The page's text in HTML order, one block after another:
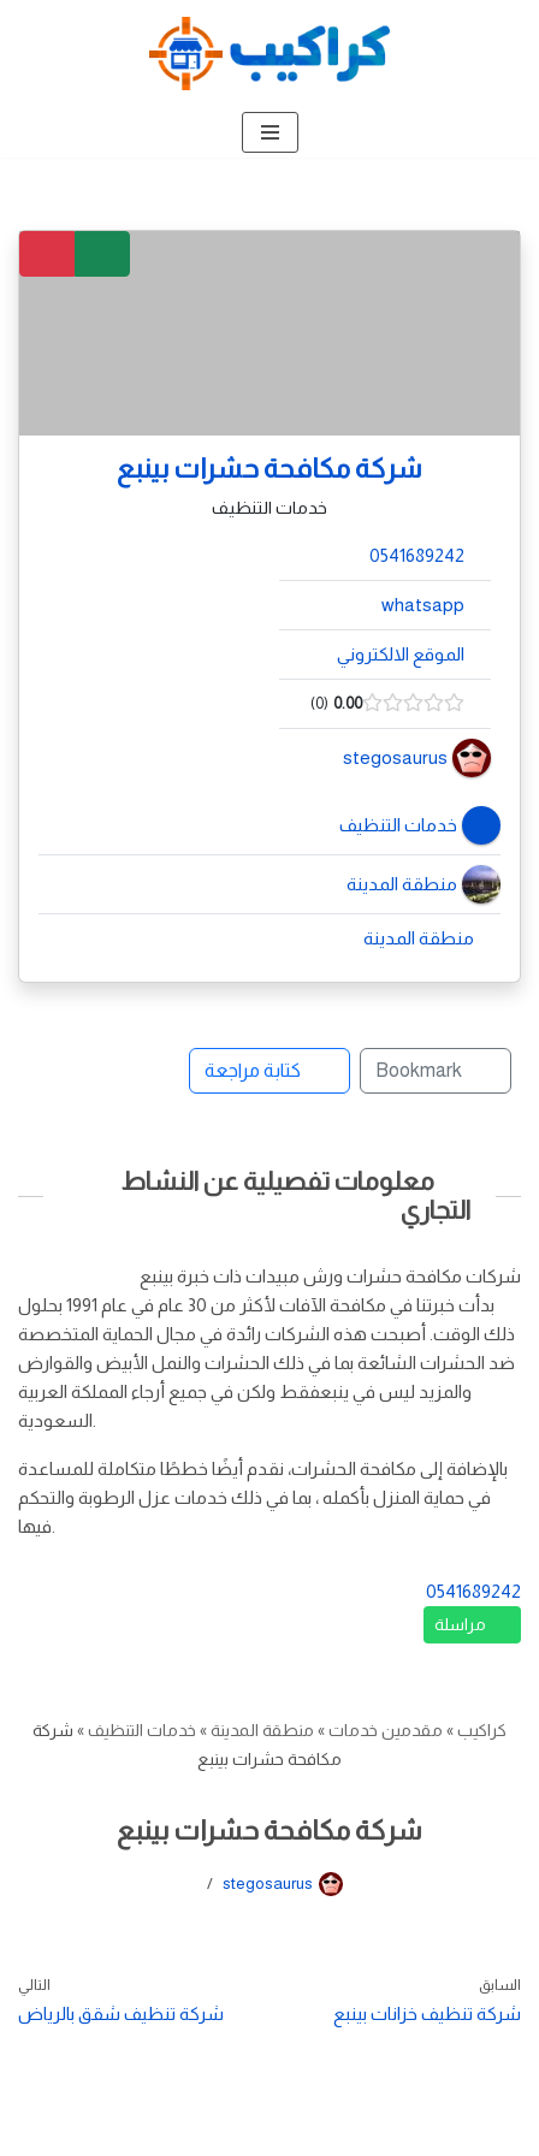
شركة مكافحة حشرات بينبع
خدمات التنظيف
0541689242
whatsapp
الموقع الالكتروني
0.00
0
stegosaurus
خدمات التنظيف
منطقة المدينة
منطقة المدينة
Bookmark كتابة مراجعة
معلومات تفصيلية عن النشاط
التجاري
شركات مكافحة حشرات ورش مبيدات ذات خبرة بينبع
بدأت خبرتنا في مكافحة الآفات لأكثر من 30 عام في عام 1991 بحلول
ذلك الوقت. أصبحت هذه الشركات رائدة في مجال الحماية المتخصصة
ضد الحشرات الشائعة بما في ذلك الحشرات والنمل الأبيض والقوارض
والمزيد ليس في ينبعفقط ولكن في جميع أرجاء المملكة العربية
بالإضافة إلى مكافحة الحشرات، نقدم أيضًا خططًا متكاملة للمساعدة
في حماية المنزل بأكمله ، بما في ذلك خدمات عزل الرطوبة والتحكم
0541689242
مراسلة
كراكيب» مقدمين خدمات» منطقة المدينة» خدمات التنظيف» شركة
مكافحة حشرات بينبع
شركة مكافحة حشرات بينبع
stegosaurus
السابق
شركة تنظيف خزانات بينبع
التالي
شركة تنظيف شقق بالرياض